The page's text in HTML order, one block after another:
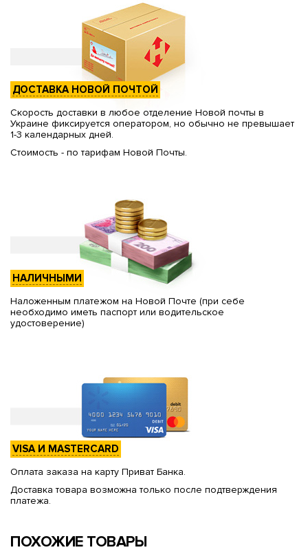
ДОСТАВКА НОВОЙ ПОЧТОЙ
Скорость доставки в любое отделение Новой почты в
Украине фиксируется оператором, но обычно не превышает
1-3 календарных дней.
Стоимость - по тарифам Новой Почты.
НАЛИЧНЫМИ
Наложенным платежом на Новой Почте (при себе
необходимо иметь паспорт или водительское
удостоверение)
VISA И MASTERCARD
Оплата заказа на карту Приват Банка.
Доставка товара возможна только после подтверждения
платежа.
ПОХОЖИЕ ТОВАРЫ